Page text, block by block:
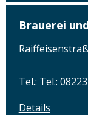
Brauerei
Tel.: Tel.:
Details